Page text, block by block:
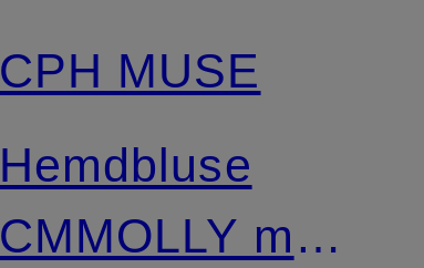
CPH MUSE
Hemdbluse
CMMOLLY mit